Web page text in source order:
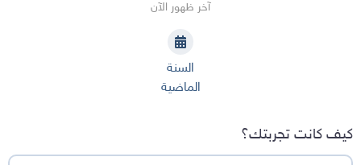
آخر ظهور الآن
السنة
الماضية
كيف كانت تجربتك؟